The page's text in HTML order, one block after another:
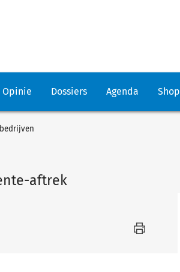
Opinie Dossiers Agenda Shop
aftrek